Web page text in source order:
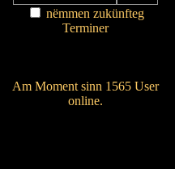
nëmmen zukünfteg
Terminer
Am Moment sinn 1565 User
online.